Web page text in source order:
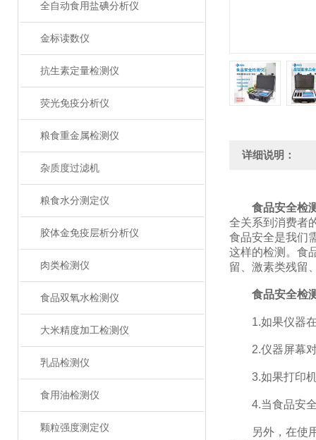
全自动食用盐碘分析仪
金标读数仪
抗生素定量检测仪
荧光免疫分析仪
粮食重金属检测仪
杂质度过滤机
粮食水分测定仪
胶体金免疫层析分析仪
肉类检测仪
食品双氧水检测仪
大米精度加工检测仪
乳品检测仪
食用油检测仪
颗粒强度测定仪
详细说明：
食品安全检
全关系到消费者
食品安全是我们
这样的检测。食
留、激素类残留
食品安全检
1.如果仪器在
2.仪器屏幕对
3.如果打印机
4.当食品安全
另外，在使用